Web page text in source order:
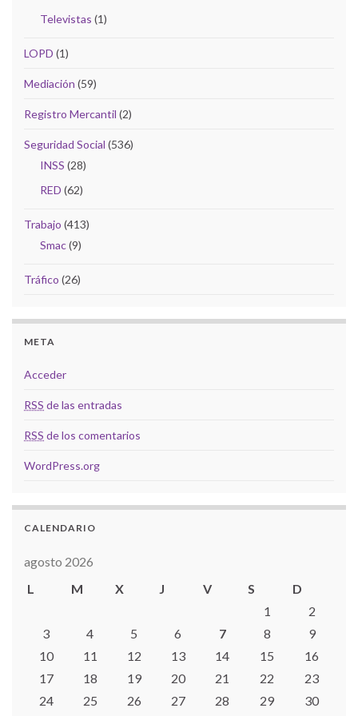
Televistas (1)
LOPD (1)
Mediación (59)
Registro Mercantil (2)
Seguridad Social (536)
INSS (28)
RED (62)
Trabajo (413)
Smac(9)
Tráfico (26)
META
Acceder
RSS de las entradas
RSS de los comentarios
WordPress.org
CALENDARIO
agosto 2026
L
M X J V S
D
1
2
3
4 5 6 7 8
9
10
11 12 13 14 15
16
17
18 19 20 21 22
23
24
25 26 27 28 29
30